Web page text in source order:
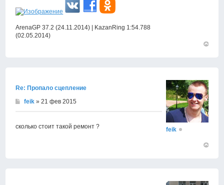
ArenaGP 37.2 (24.11.2014) | KazanRing 1:54.788
(02.05.2014)
Re: Пропало сцепление
feik » 21 фев 2015
сколько стоит такой ремонт ? feik